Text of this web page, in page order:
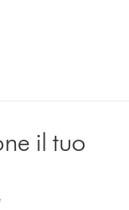
il tuo